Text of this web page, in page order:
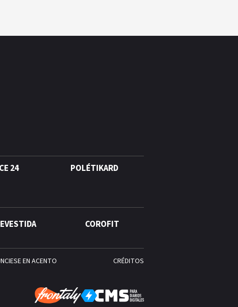
puedes cobrar
24 POLÉTIKARD
COROFIT
EN ACENTO CRÉDITOS